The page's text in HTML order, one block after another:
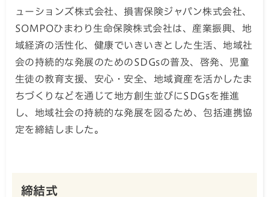
ューションズ株式会社、損害保険ジャパン株式会社、
SOMPOひまわり生命保険株式会社は、産業振興、地
域経済の活性化、健康でいきいきとした生活、地域社
会の持続的な発展のためのSDGsの普及、啓発、児童
生徒の教育支援、安心・安全、地域資産を活かしたま
ちづくりなどを通じて地方創生並びにSDGsを推進
し、地域社会の持続的な発展を図るため、包括連携協
定を締結しました。
締結式